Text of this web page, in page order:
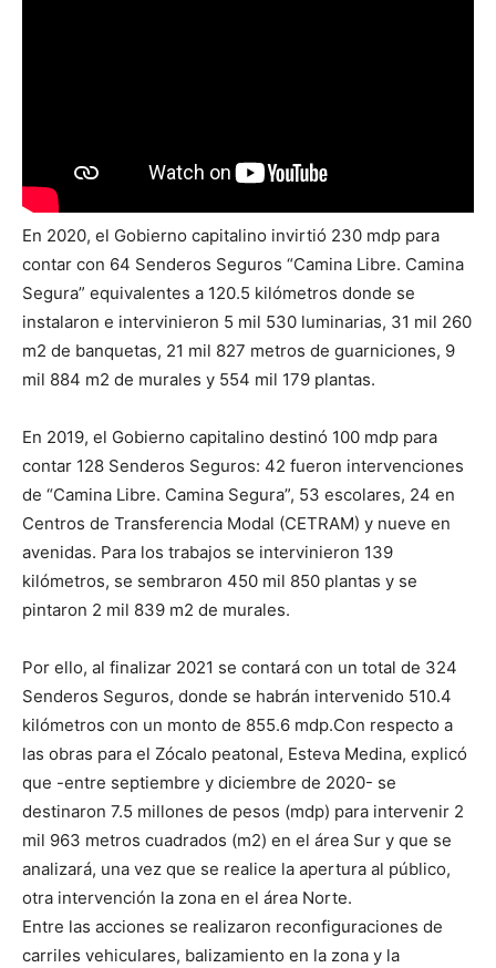
En 2020, el Gobierno capitalino invirtió 230 mdp para
contar con 64 Senderos Seguros “Camina Libre. Camina
Segura” equivalentes a 120.5 kilómetros donde se
instalaron e intervinieron 5 mil 530 luminarias, 31 mil 260
m2 de banquetas, 21 mil 827 metros de guarniciones, 9
mil 884 m2 de murales y 554 mil 179 plantas.
En 2019, el Gobierno capitalino destinó 100 mdp para
contar 128 Senderos Seguros: 42 fueron intervenciones
de “Camina Libre. Camina Segura”, 53 escolares, 24 en
Centros de Transferencia Modal (CETRAM) y nueve en
avenidas. Para los trabajos se intervinieron 139
kilómetros, se sembraron 450 mil 850 plantas y se
pintaron 2 mil 839 m2 de murales.
Por ello, al finalizar 2021 se contará con un total de 324
Senderos Seguros, donde se habrán intervenido 510.4
kilómetros con un monto de 855.6 mdp.Con respecto a
las obras para el Zócalo peatonal, Esteva Medina, explicó
que -entre septiembre y diciembre de 2020- se
destinaron 7.5 millones de pesos (mdp) para intervenir 2
mil 963 metros cuadrados (m2) en el área Sur y que se
analizará, una vez que se realice la apertura al público,
otra intervención la zona en el área Norte.
Entre las acciones se realizaron reconfiguraciones de
carriles vehiculares, balizamiento en la zona y la